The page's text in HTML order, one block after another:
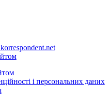
і персональних даних